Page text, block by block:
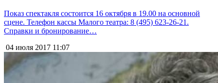
Показ спектакля состоится 16 октября в 19.00 на основной
сцене. Телефон кассы Малого театра: 8 (495) 623-26-21.
Справки и бронирование…
04 июля 2017 11:07